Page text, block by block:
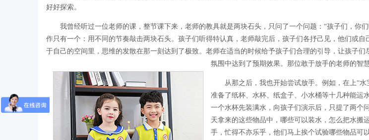
好好探索。
我曾经听过一位老师的课，整节课下来，老师的教具就是两块石头，只问了一个问题：“孩子们，你
作只有一个：用不同的节奏敲击两块石头。孩子们听得特认真，老师敲完后，孩子们各抒己见，他们或自
于自己的空间里，思维的发散在那一刻达到了极致。老师在适当的时候给予孩子们合理的引导，让孩子们
氛围中达到了预期效果。那位敢于放手的老师的智
从那之后，我也开始尝试放手。例如，在上“
准备了纸杯、水杯、纸盒子、小水桶等十几种能运
一个水杯先装满水，向孩子们演示后，只提了两个
天拿来的这些物品中，哪些可以装水，怎么把水搬
手，忙得不亦乐乎，他们马上挨个试验哪些物品可